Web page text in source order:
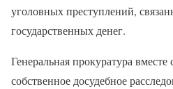
уголовных преступлений,
государственных денег.
Генеральная прокуратура
собственное досудебное